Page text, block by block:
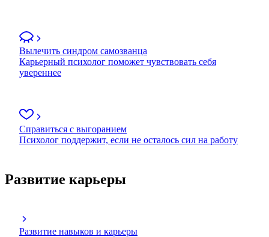
Вылечить синдром самозванца
Карьерный психолог поможет чувствовать себя
увереннее
Справиться с выгоранием
Психолог поддержит, если не осталось сил на работу
Развитие карьеры
Развитие навыков и карьеры